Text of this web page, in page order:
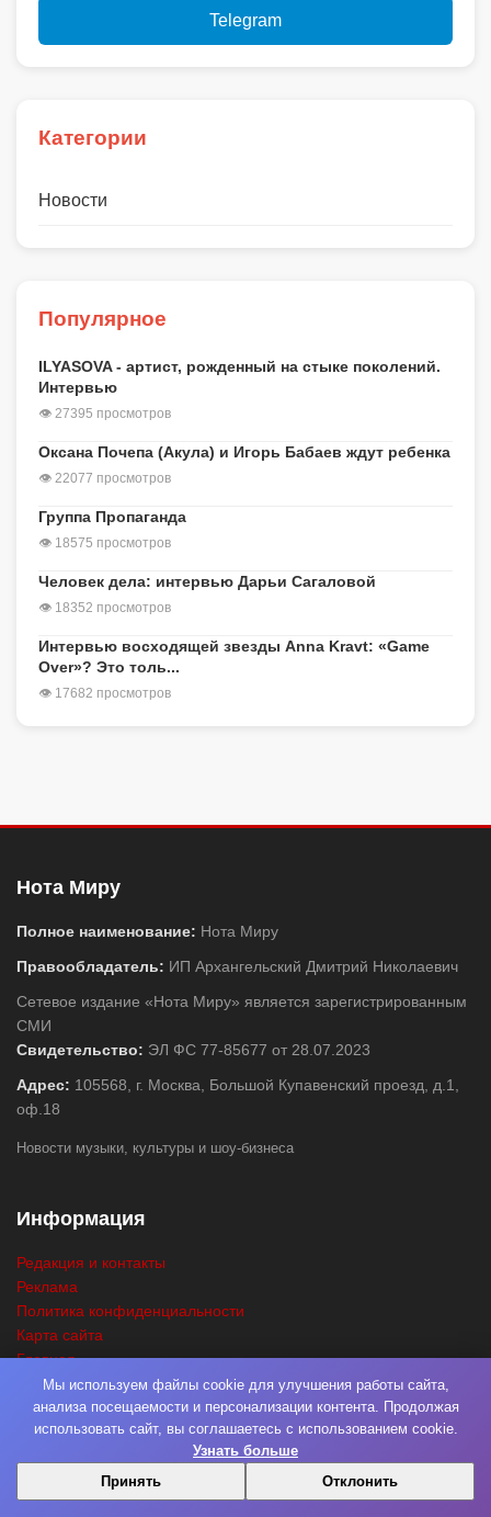
Telegram
Категории
Новости
Популярное
ILYASOVA - артист, рожденный на стыке поколений.
Интервью
👁 27395 просмотров
Оксана Почепа (Акула) и Игорь Бабаев ждут ребенка
👁 22077 просмотров
Группа Пропаганда
👁 18575 просмотров
Человек дела: интервью Дарьи Сагаловой
👁 18352 просмотров
Интервью восходящей звезды Anna Kravt: «Game
Over»? Это толь...
👁 17682 просмотров
Нота Миру
Полное наименование: Нота Миру
Правообладатель: ИП Архангельский Дмитрий Николаевич
Сетевое издание «Нота Миру» является зарегистрированным
СМИ
Свидетельство: ЭЛ ФС 77-85677 от 28.07.2023
Адрес: 105568, г. Москва, Большой Купавенский проезд, д.1,
оф.18
Новости музыки, культуры и шоу-бизнеса
Информация
Редакция и контакты
Реклама
Политика конфиденциальности
Карта сайта
Главная
Поиск
© 2026Нота Миру. РазработкаФабрика Медиа Мьюзик. Все права
Мы используем файлы cookie для улучшения работы сайта,
анализа посещаемости и персонализации контента. Продолжая
использовать сайт, вы соглашаетесь с использованием cookie.
Узнать больше
Принять
Отклонить